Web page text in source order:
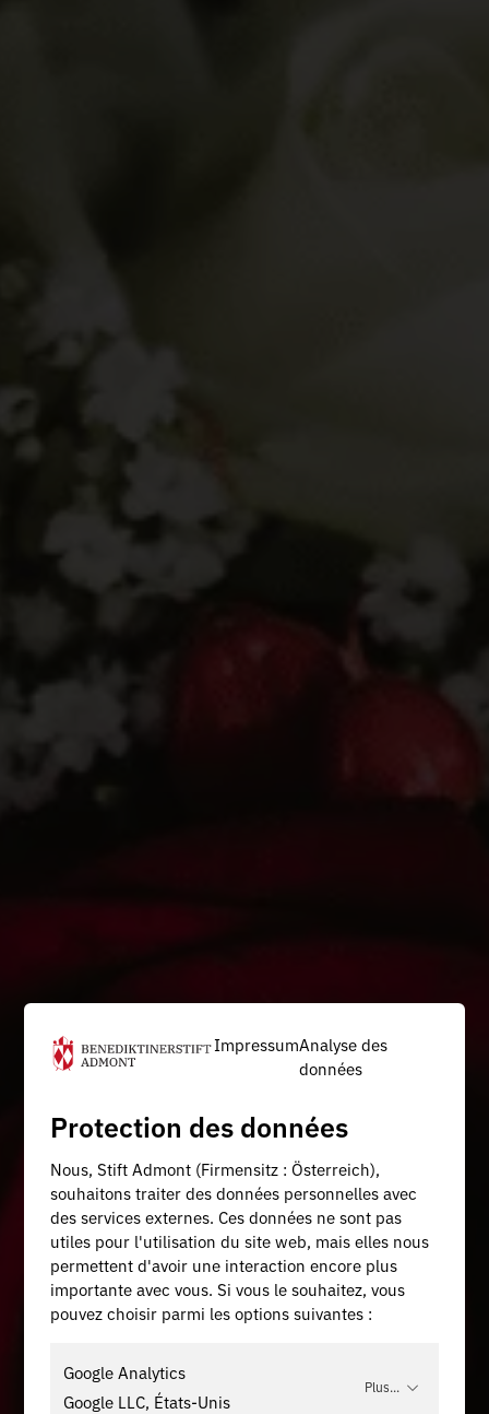
ImpressumAnalyse des
données
Protection des données
Nous, Stift Admont (Firmensitz : Österreich),
souhaitons traiter des données personnelles avec
des services externes. Ces données ne sont pas
utiles pour l'utilisation du site web, mais elles nous
permettent d'avoir une interaction encore plus
importante avec vous. Si vous le souhaitez, vous
pouvez choisir parmi les options suivantes :
Google Analytics
Google LLC, États-Unis
Plus...